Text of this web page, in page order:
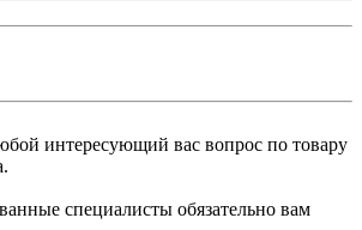
интересующий вас вопрос по товару
специалисты обязательно вам